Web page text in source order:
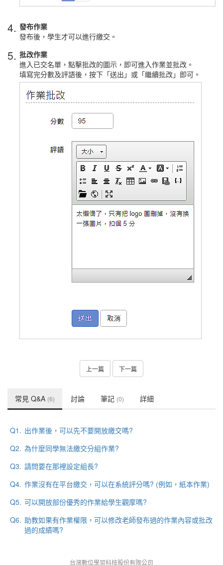
4. 發布作業
發布後，學生才可以進行繳交。
5. 批改作業
進入已交名單，點擊批改的圖示，即可進入作業並批改。
填寫完分數及評語後，按下「送出」或「繼續批改」即可。
上一篇 下一篇
常見 Q&A (6) 討論 筆記 (0) 詳細
Q1. 出作業後，可以先不要開放繳交嗎?
Q2. 為什麼同學無法繳交分組作業?
Q3. 請問要在那裡設定組長?
Q4. 作業沒有在平台繳交，可以在系統評分嗎? (例如，紙本作業)
Q5. 可以開放部份優秀的作業給學生觀摩嗎?
Q6. 助教如果有作業權限，可以修改老師發布過的作業內容或批改
過的成績嗎?
台灣數位學習科技股份有限公司